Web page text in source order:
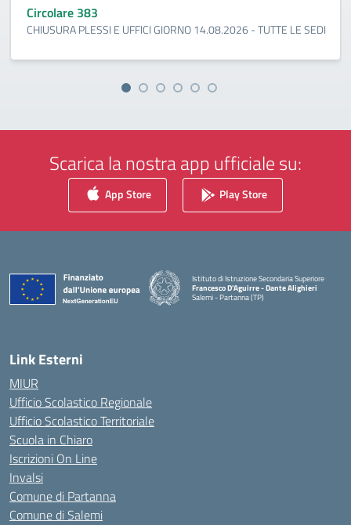
Circolare 383
CHIUSURA PLESSI E UFFICI GIORNO 14.08.2026 - TUTTE LE SEDI
Scarica la nostra app ufficiale su:
App Store Play Store
Istituto di Istruzione Secondaria Superiore
Francesco D'Aguirre - Dante Alighieri
Salemi - Partanna (TP)
Link Esterni
MIUR
Ufficio Scolastico Regionale
Ufficio Scolastico Territoriale
Scuola in Chiaro
Iscrizioni On Line
Invalsi
Comune di Partanna
Comune di Salemi